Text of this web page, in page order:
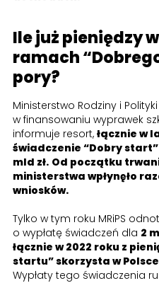
Ile już pieniędzy
ramach
pory?
Ministerstwo Rodziny i
w finansowaniu wyprawek
informuje resort, łącznie w
świadczenie “Dobry
mld zł. Od początku
ministerstwa wpłynęło
wniosków.
Tylko w tym roku MRiPS
o wypłatę świadczeń dla 2
łącznie w 2022 roku z
startu” skorzysta w
Wypłaty tego świadczenia